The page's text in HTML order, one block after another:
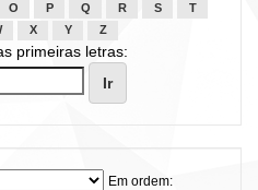
O P Q R S
T
X Y Z
primeiras letras:
Em ordem: